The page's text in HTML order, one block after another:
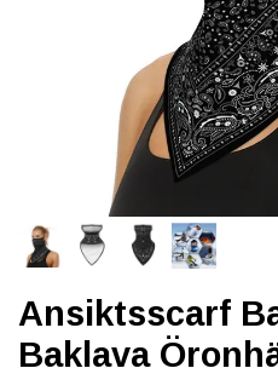
Ansiktsscarf
Baklava